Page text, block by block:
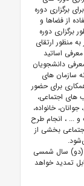
برگزاری دوره
از فضاها و
برگزاری دوره
منظور ارتقای
اساتید
دانشجویان
سازمان های
برای حضور
های اجتماعی،
خانواده،
و ... ، انجام طرح
بخشی از
مدت اجرای این تفاهم‌نامه از تاریخ انعقاد و مبادله، ۲ (دو) سال شمسی
تمدید خواهد